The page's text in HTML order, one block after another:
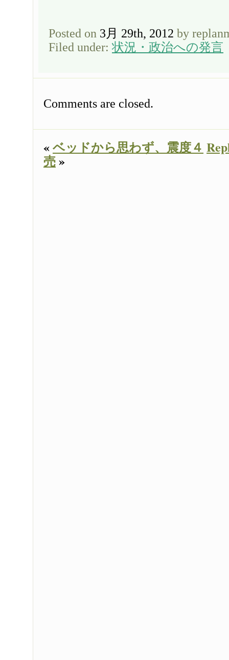
Posted on 3月 29th, 2012 by
Filed under:状況・政治への発言
Comments are closed.
«ベッドから思わず、震度４
売»